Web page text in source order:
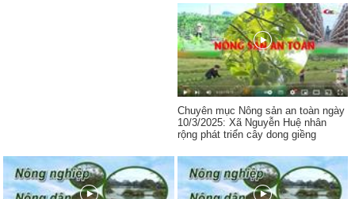
Chuyên mục Nông sản an toàn ngày
10/3/2025: Xã Nguyễn Huệ nhân
rộng phát triển cây dong giềng